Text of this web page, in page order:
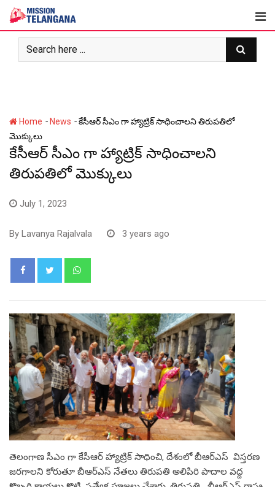
Skip
content
Home - News -కేసీఆర్ సీఎం గా హ్యాట్రిక్ సాధించాలని తిరుపతిలో
మొక్కులు
కేసీఆర్ సీఎం గా హ్యాట్రిక్ సాధించాలని
తిరుపతిలో మొక్కులు
July 1, 2023
By Lavanya Rajalvala 3 years ago
తెలంగాణ సీఎం గా కేసీఆర్ హ్యాట్రిక్ సాధించి, దేశంలో బీఆర్ఎస్ విస్తరణ
జరగాలని కోరుతూ బీఆర్ఎస్ నేతలు తిరుపతి అలిపిరి పాదాల వద్ద